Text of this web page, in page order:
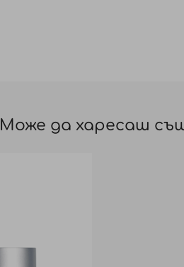
Може да харесаш